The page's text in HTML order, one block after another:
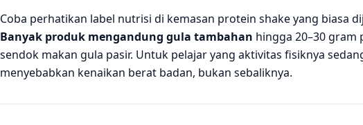
Coba perhatikan label nutrisi di kemasan protein shake yang biasa
Banyak produk mengandung gula tambahan hingga 20–30
sendok makan gula pasir. Untuk pelajar yang aktivitas fisiknya
menyebabkan kenaikan berat badan, bukan sebaliknya.